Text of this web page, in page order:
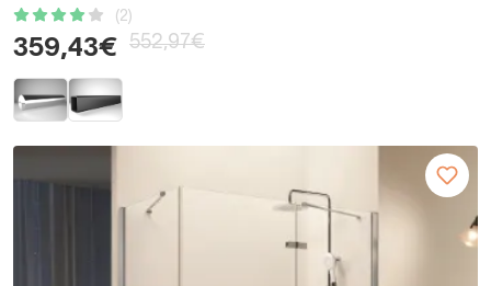
(2)
359,43€ 552,97€